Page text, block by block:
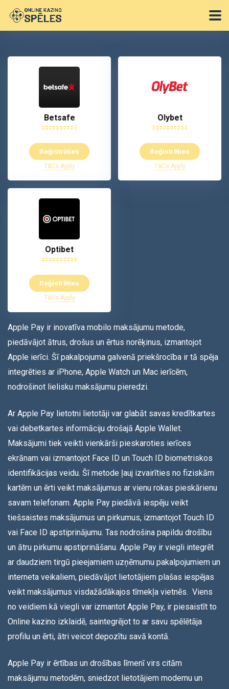
Betsafe
Reģistrēties
T&Cs Apply
Olybet
Reģistrēties
T&Cs Apply
Optibet
Reģistrēties
T&Cs Apply
Apple Pay ir inovatīva mobilo maksājumu metode,
piedāvājot ātrus, drošus un ērtus norēķinus, izmantojot
Apple ierīci. Šī pakalpojuma galvenā priekšrocība ir tā spēja
integrēties ar iPhone, Apple Watch un Mac ierīcēm,
nodrošinot lielisku maksājumu pieredzi.
Ar Apple Pay lietotni lietotāji var glabāt savas kredītkartes
vai debetkartes informāciju drošajā Apple Wallet.
Maksājumi tiek veikti vienkārši pieskaroties ierīces
ekrānam vai izmantojot Face ID un Touch ID biometriskos
identifikācijas veidu. Šī metode ļauj izvairīties no fiziskām
kartēm un ērti veikt maksājumus ar vienu rokas pieskārienu
savam telefonam. Apple Pay piedāvā iespēju veikt
tiešsaistes maksājumus un pirkumus, izmantojot Touch ID
vai Face ID apstiprinājumu. Tas nodrošina papildu drošību
un ātru pirkumu apstiprināšanu. Apple Pay ir viegli integrēt
ar daudziem tirgū pieejamiem uzņēmumu pakalpojumiem un
interneta veikaliem, piedāvājot lietotājiem plašas iespējas
veikt maksājumus visdažādākajos tīmekļa vietnēs. Viens
no veidiem kā viegli var izmantot Apple Pay, ir piesaistīt to
Online kazino izklaidē, saintegrējot to ar savu spēlētāja
profilu un ērti, ātri veicot depozītu savā kontā.
Apple Pay ir ērtības un drošības līmenī virs citām
maksājumu metodēm, sniedzot lietotājiem modernu un